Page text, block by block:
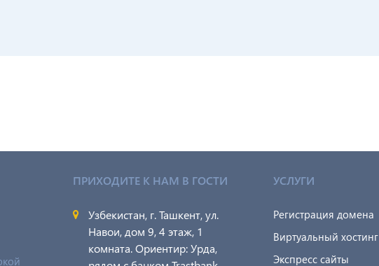
ПРИХОДИТЕ К НАМ В ГОСТИ
Узбекистан, г. Ташкент, ул.
Навои, дом 9, 4 этаж, 1
комната. Ориентир: Урда,
УСЛУГИ
Регистрация домена
Виртуальный хостинг
Экспресс сайты